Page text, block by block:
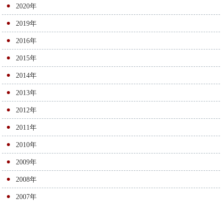
ョ
ン
2020年
2019年
2016年
2015年
2014年
2013年
2012年
2011年
2010年
2009年
2008年
2007年